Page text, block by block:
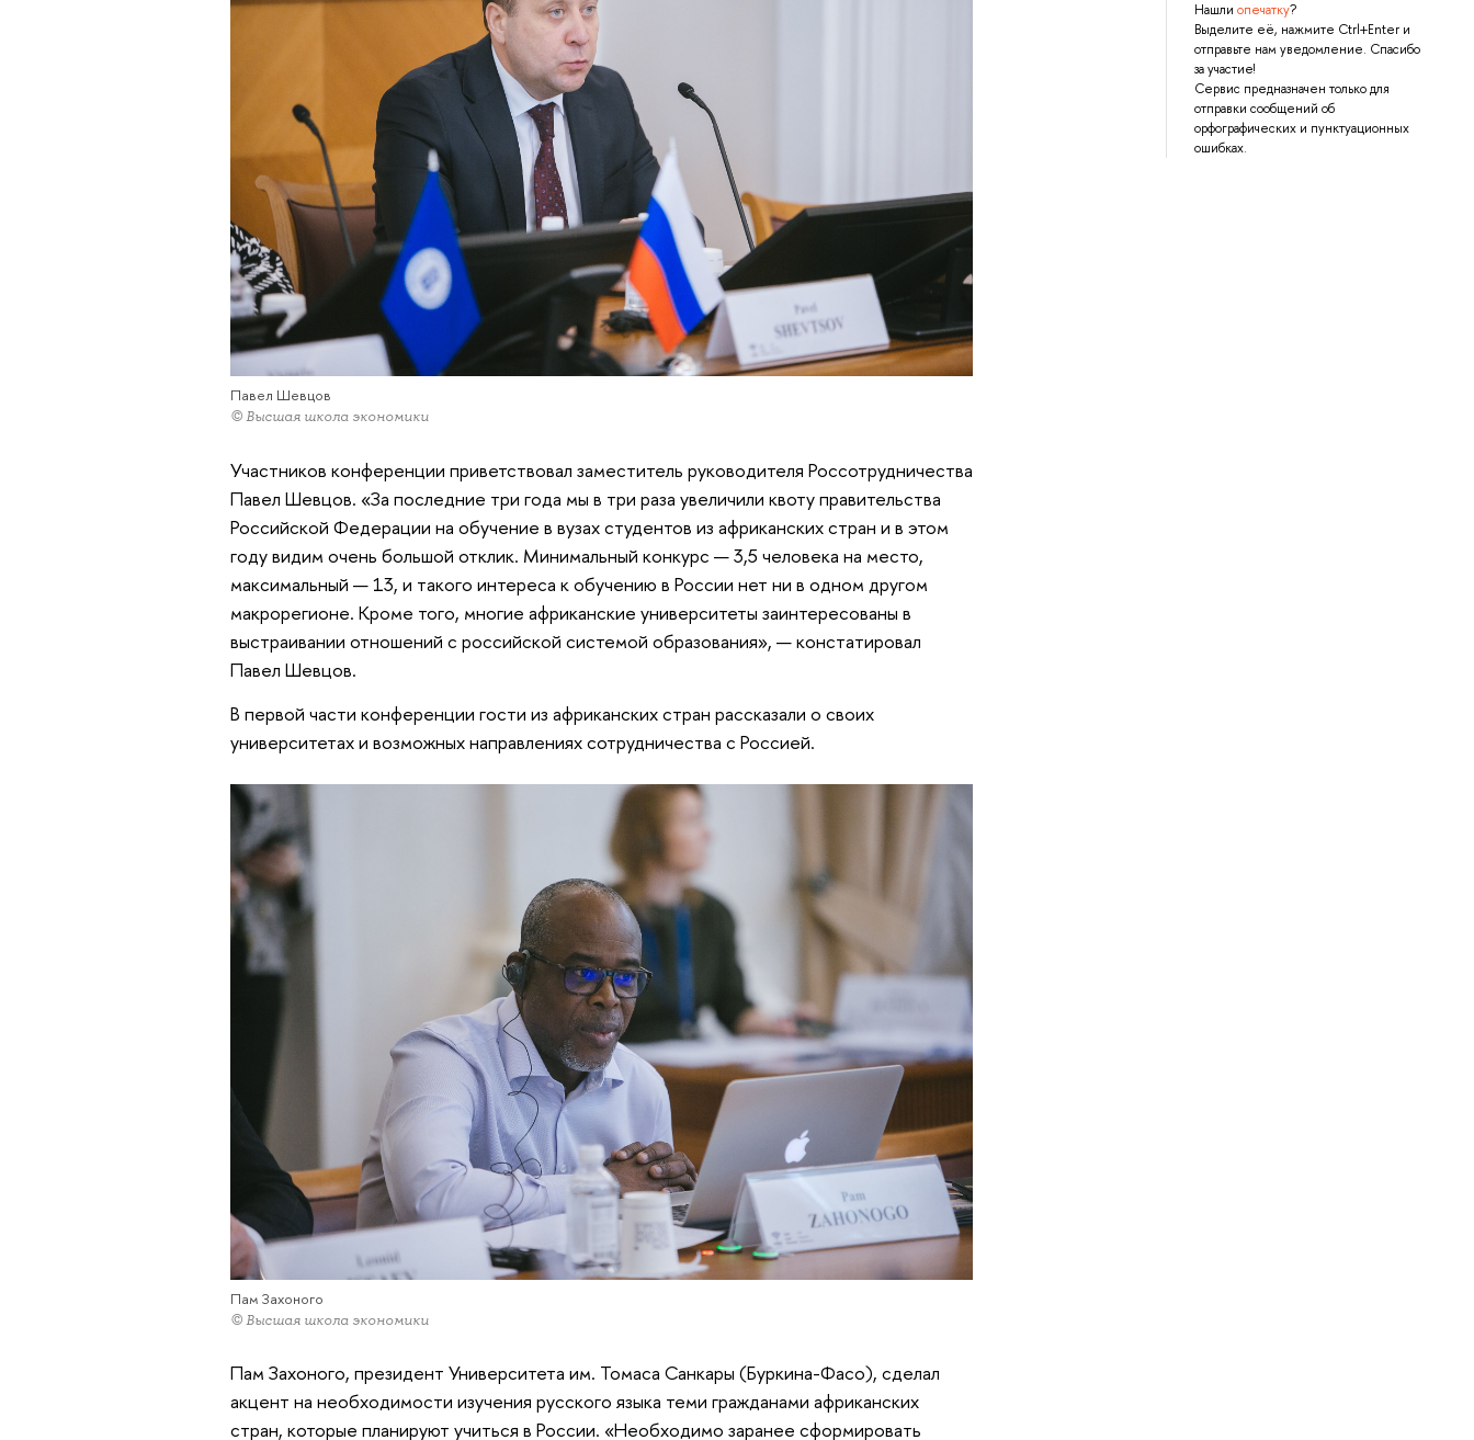
Нашли опечатку?
Выделите её, нажмите Ctrl+Enter и
отправьте нам уведомление. Спасибо
за участие!
Сервис предназначен только для
отправки сообщений об
орфографических и пунктуационных
ошибках.
Павел Шевцов
© Высшая школа экономики
Участников конференции приветствовал заместитель руководителя Россотрудничества
Павел Шевцов. «За последние три года мы в три раза увеличили квоту правительства
Российской Федерации на обучение в вузах студентов из африканских стран и в этом
году видим очень большой отклик. Минимальный конкурс — 3,5 человека на место,
максимальный — 13, и такого интереса к обучению в России нет ни в одном другом
макрорегионе. Кроме того, многие африканские университеты заинтересованы в
выстраивании отношений с российской системой образования», — констатировал
Павел Шевцов.
В первой части конференции гости из африканских стран рассказали о своих
университетах и возможных направлениях сотрудничества с Россией.
Пам Захоного
© Высшая школа экономики
Пам Захоного, президент Университета им. Томаса Санкары (Буркина-Фасо), сделал
акцент на необходимости изучения русского языка теми гражданами африканских
стран, которые планируют учиться в России. «Необходимо заранее сформировать